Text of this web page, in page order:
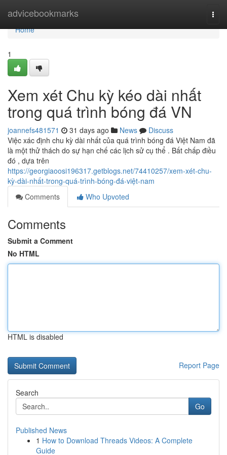
advicebookmarks
Home
Home
1
Xem xét Chu kỳ kéo dài nhất
trong quá trình bóng đá VN
joannefs481571 31 days ago News
Discuss
Việc xác định chu kỳ dài nhất của quá trình bóng đá Việt Nam đã
là một thử thách do sự hạn chế các lịch sử cụ thể . Bất chấp điều
đó , dựa trên
https://georgiaoosi196317.getblogs.net/74410257/xem-xét-chu-
kỳ-dài-nhất-trong-quá-trình-bóng-đá-việt-nam
Comments
Who Upvoted
Comments
Submit a Comment
No HTML
HTML is disabled
Report Page
Search
Go
Published News
1 How to Download Threads Videos: A Complete
Guide